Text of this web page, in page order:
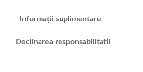
Informații suplimentare
Declinarea responsabilitatii